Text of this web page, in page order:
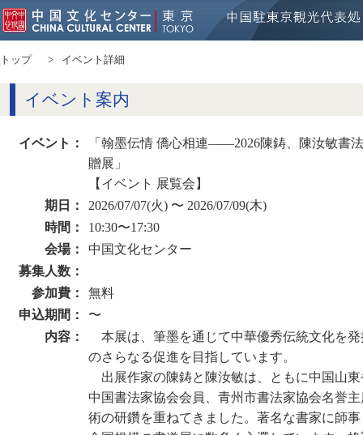
トップ イベント詳細
イベント案内
イベント：
「翰墨伝情 僑心相連——2026陳鋳、陳汝敏書
贈展」
【イベント 展覧会】
期日：
2026/07/07(火) 〜 2026/07/09(木)
時間：
10:30〜17:30
会場：
中国文化センター
募集人数：
参加費：
無料
申込期間：
〜
内容：
本展は、筆墨を通じて中華優秀伝統文化を
のさらなる促進を目指しています。
出展作家の陳鋳と陳汝敏は、ともに中国山
中国書法家協会会員、青州市書法家協会名誉
術の研鑽を重ねてきました。著名な書家に師